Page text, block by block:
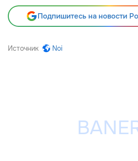
Подпишитесь на новости
Источник Noi